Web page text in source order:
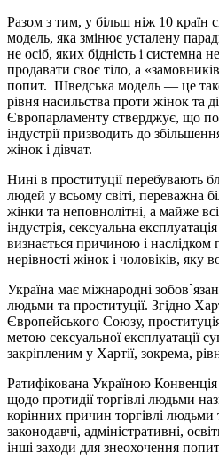
Разом з тим, у більш ніж 10 країн
модель, яка змінює усталену
не осіб, яких бідність і системна
продавати своє тіло, а
попит. Шведська модель — це
рівня насильства проти жінок та
Європарламенту стверджує, що
індустрії призводить до
жінок і дівчат.
Нині в проституції перебувають
людей у всьому світі, переважна
жінки та неповнолітні, а майже
індустрія, сексуальна
визнається причиною і
нерівності жінок і чоловіків, яку
Україна має міжнародні
людьми та проституції. Згідно
Європейського Союзу,
метою сексуальної експлуатації
закріпленим у Хартії, зокрема,
Ратифікована Україною
щодо протидії торгівлі людьми
корінних причин торгівлі людьми
законодавчі, адміністративні,
інші заходи для знеохочення